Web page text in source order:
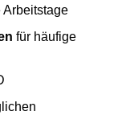
Arbeitstage
für häufige